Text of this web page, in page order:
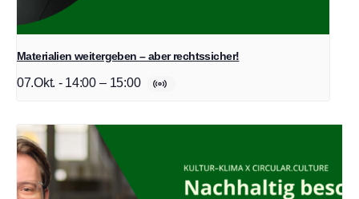
Materialien weitergeben – aber rechtssicher!
07.Okt. - 14:00 – 15:00